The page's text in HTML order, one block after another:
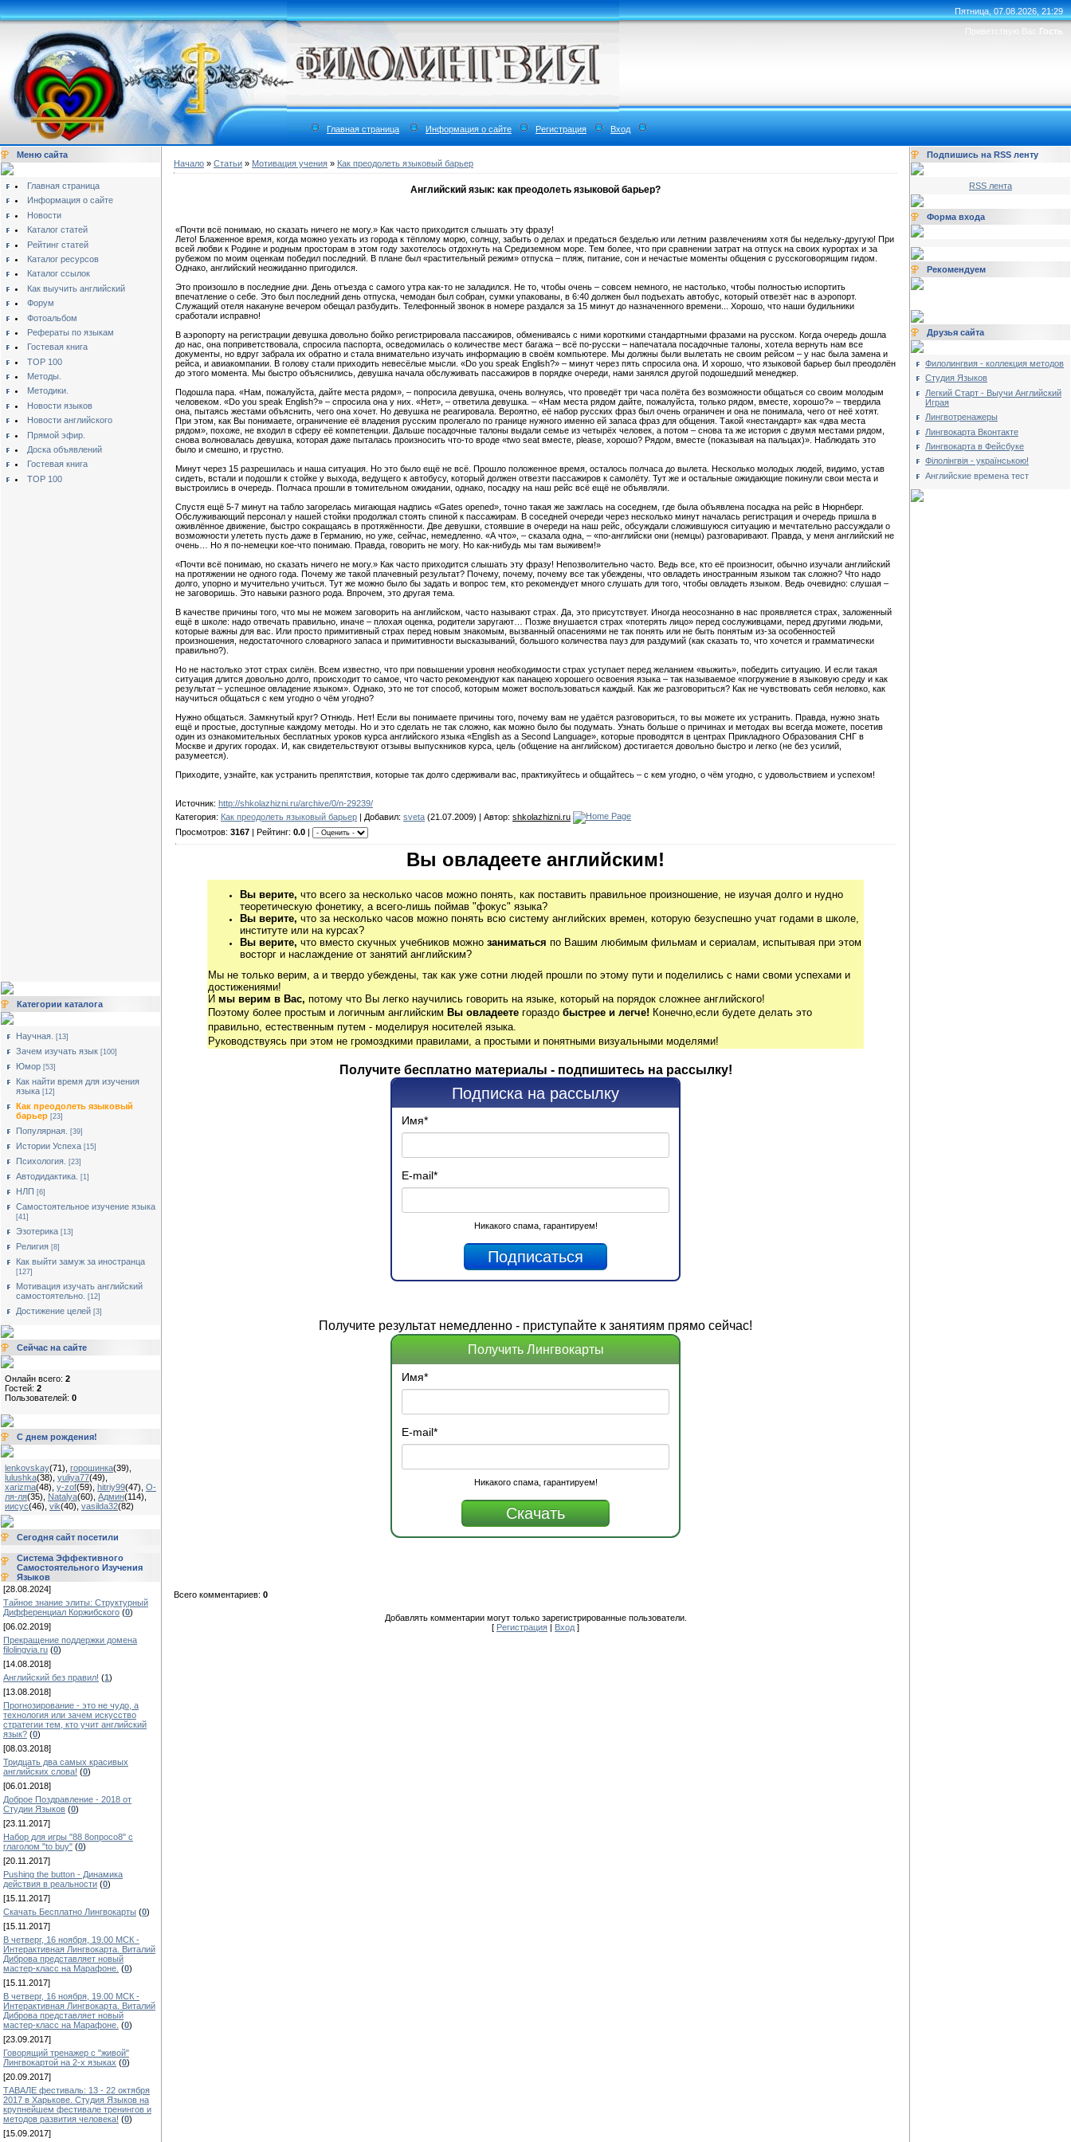
Пятница, 07.08.2026, 21:29
Приветствую Вас Гость
Главная страница Информация о сайте Регистрация Вход
Меню сайта
Главная страница
Информация о сайте
Новости
Каталог статей
Рейтинг статей
Каталог ресурсов
Каталог ссылок
Как выучить английский
Форум
Фотоальбом
Рефераты по языкам
Гостевая книга
TOP 100
Методы.
Методики.
Новости языков
Новости английского
Прямой эфир.
Доска объявлений
Гостевая книга
TOP 100
Категории каталога
Научная. [13]
Зачем изучать язык [100]
Юмор [53]
Как найти время для изучения
языка [12]
Как преодолеть языковый
барьер [23]
Популярная. [39]
Истории Успеха [15]
Психология. [23]
Автодидактика. [1]
НЛП [6]
Cамостоятельное изучение языка
[41]
Эзотерика [13]
Религия [8]
Как выйти замуж за иностранца
[127]
Мотивация изучать английский
самостоятельно.
[12]
Достижение целей [3]
Сейчас на сайте
Онлайн всего: 2
Гостей: 2
Пользователей: 0
С днем рождения!
lenkovskay(71) горошинка(39)
lulushka(38) yuliya77(49)
xarizma(48) y-zof(59) hitriy99(47) О-
ля-ля(35) Natalya(60) Админ(114)
иисус(46) vik(40) vasilda32(82)
Сегодня сайт посетили
Система Эффективного
Самостоятельного Изучения
Языков
[28.08.2024]
Тайное знание элиты: Структурный
Дифференциал Коржибского (0)
[06.02.2019]
Прекращение поддержки домена
filolingvia.ru (0)
[14.08.2018]
Английский без правил! (1)
[13.08.2018]
Прогнозирование - это не чудо, а
технология или зачем искусство
стратегии тем, кто учит английский
язык? (0)
[08.03.2018]
Тридцать два самых красивых
английских слова! (0)
[06.01.2018]
Доброе Поздравление - 2018 от
Студии Языков (0)
[23.11.2017]
Набор для игры "88 8опросо8" с
глаголом "to buy" (0)
[20.11.2017]
Pushing the button - Динамика
действия в реальности (0)
[15.11.2017]
Скачать Бесплатно Лингвокарты (0)
[15.11.2017]
В четверг, 16 ноября, 19.00 МСК -
Интерактивная Лингвокарта. Виталий
Диброва представляет новый
мастер-класс на Марафоне. (0)
[15.11.2017]
В четверг, 16 ноября, 19.00 МСК -
Интерактивная Лингвокарта. Виталий
Диброва представляет новый
мастер-класс на Марафоне. (0)
[23.09.2017]
Говорящий тренажер с "живой"
Лингвокартой на 2-х языках (0)
[20.09.2017]
ТАВАЛЕ фестиваль: 13 - 22 октября
2017 в Харькове. Студия Языков на
крупнейшем фестивале тренингов и
методов развития человека! (0)
[15.09.2017]
Начало » Статьи » Мотивация учения » Как преодолеть языковый барьер
Английский язык: как преодолеть языковой барьер?
«Почти всё понимаю, но сказать ничего не могу.» Как часто приходится слышать эту фразу!
Лето! Блаженное время, когда можно уехать из города к тёплому морю, солнцу, забыть о делах и предаться безделью или летним развлечениям хотя бы недельку-другую! При
всей любви к Родине и родным просторам в этом году захотелось отдохнуть на Средиземном море. Тем более, что при сравнении затрат на отпуск на своих курортах и за
рубежом по моим оценкам победил последний. В плане был «растительный режим» отпуска – пляж, питание, сон и нечастые моменты общения с русскоговорящим гидом.
Однако, английский неожиданно пригодился.
Это произошло в последние дни. День отъезда с самого утра как-то не заладился. Не то, чтобы очень – совсем немного, не настолько, чтобы полностью испортить
впечатление о себе. Это был последний день отпуска, чемодан был собран, сумки упакованы, в 6:40 должен был подъехать автобус, который отвезёт нас в аэропорт.
Служащий отеля накануне вечером обещал разбудить. Телефонный звонок в номере раздался за 15 минут до назначенного времени... Хорошо, что наши будильники
сработали исправно!
В аэропорту на регистрации девушка довольно бойко регистрировала пассажиров, обмениваясь с ними короткими стандартными фразами на русском. Когда очередь дошла
до нас, она поприветствовала, спросила паспорта, осведомилась о количестве мест багажа – всё по-русски – напечатала посадочные талоны, хотела вернуть нам все
документы, но вдруг забрала их обратно и стала внимательно изучать информацию в своём компьютере. Мы должны были вылетать не своим рейсом – у нас была замена и
рейса, и авиакомпании. В голову стали приходить невесёлые мысли. «Do you speak English?» – минут через пять спросила она. И хорошо, что языковой барьер был преодолён
до этого момента. Мы быстро объяснились, девушка начала обслуживать пассажиров в порядке очереди, нами занялся другой подошедший менеджер.
Подошла пара. «Нам, пожалуйста, дайте места рядом», – попросила девушка, очень волнуясь, что проведёт три часа полёта без возможности общаться со своим молодым
человеком. «Do you speak English?» – спросила она у них. «Нет», – ответила девушка. – «Нам места рядом дайте, пожалуйста, только рядом, вместе, хорошо?» – твердила
она, пытаясь жестами объяснить, чего она хочет. Но девушка не реагировала. Вероятно, её набор русских фраз был очень ограничен и она не понимала, чего от неё хотят.
При этом, как Вы понимаете, ограничение её владения русским пролегало по границе нужного именно ей запаса фраз для общения. Такой «нестандарт» как «два места
рядом», похоже, не входил в сферу её компетенции. Дальше посадочные талоны выдали семье из четырёх человек, а потом – снова та же история с двумя местами рядом,
снова волновалась девушка, которая даже пыталась произносить что-то вроде «two seat вместе, please, хорошо? Рядом, вместе (показывая на пальцах)». Наблюдать это
было и смешно, и грустно.
Минут через 15 разрешилась и наша ситуация. Но это было ещё не всё. Прошло положенное время, осталось полчаса до вылета. Несколько молодых людей, видимо, устав
сидеть, встали и подошли к стойке у выхода, ведущего к автобусу, который должен отвезти пассажиров к самолёту. Тут же и остальные ожидающие покинули свои места и
выстроились в очередь. Полчаса прошли в томительном ожидании, однако, посадку на наш рейс всё ещё не объявляли.
Спустя ещё 5-7 минут на табло загорелась мигающая надпись «Gates opened», точно такая же зажглась на соседнем, где была объявлена посадка на рейс в Нюрнберг.
Обслуживающий персонал у нашей стойки продолжал стоять спиной к пассажирам. В соседней очереди через несколько минут началась регистрация и очередь пришла в
оживлённое движение, быстро сокращаясь в протяжённости. Две девушки, стоявшие в очереди на наш рейс, обсуждали сложившуюся ситуацию и мечтательно рассуждали о
возможности улететь пусть даже в Германию, но уже, сейчас, немедленно. «А что», – сказала одна, – «по-английски они (немцы) разговаривают. Правда, у меня английский не
очень… Но я по-немецки кое-что понимаю. Правда, говорить не могу. Но как-нибудь мы там выживем!»
«Почти всё понимаю, но сказать ничего не могу.» Как часто приходится слышать эту фразу! Непозволительно часто. Ведь все, кто её произносит, обычно изучали английский
на протяжении не одного года. Почему же такой плачевный результат? Почему, почему, почему все так убеждены, что овладеть иностранным языком так сложно? Что надо
долго, упорно и мучительно учиться. Тут же можно было бы задать и вопрос тем, кто рекомендует много слушать для того, чтобы овладеть языком. Ведь очевидно: слушая –
не заговоришь. Это навыки разного рода. Впрочем, это другая тема.
В качестве причины того, что мы не можем заговорить на английском, часто называют страх. Да, это присутствует. Иногда неосознанно в нас проявляется страх, заложенный
ещё в школе: надо отвечать правильно, иначе – плохая оценка, родители заругают… Позже внушается страх «потерять лицо» перед сослуживцами, перед другими людьми,
которые важны для вас. Или просто примитивный страх перед новым знакомым, вызванный опасениями не так понять или не быть понятым из-за особенностей
произношения, недостаточного словарного запаса и примитивности высказываний, большого количества пауз для раздумий (как сказать то, что хочется и грамматически
правильно?).
Но не настолько этот страх силён. Всем известно, что при повышении уровня необходимости страх уступает перед желанием «выжить», победить ситуацию. И если такая
ситуация длится довольно долго, происходит то самое, что часто рекомендуют как панацею хорошего освоения языка – так называемое «погружение в языковую среду и как
результат – успешное овладение языком». Однако, это не тот способ, которым может воспользоваться каждый. Как же разговориться? Как не чувствовать себя неловко, как
научиться общаться с кем угодно о чём угодно?
Нужно общаться. Замкнутый круг? Отнюдь. Нет! Если вы понимаете причины того, почему вам не удаётся разговориться, то вы можете их устранить. Правда, нужно знать
ещё и простые, доступные каждому методы. Но и это сделать не так сложно, как можно было бы подумать. Узнать больше о причинах и методах вы всегда можете, посетив
один из ознакомительных бесплатных уроков курса английского языка «English as a Second Language», которые проводятся в центрах Прикладного Образования СНГ в
Москве и других городах. И, как свидетельствуют отзывы выпускников курса, цель (общение на английском) достигается довольно быстро и легко (не без усилий,
разумеется).
Приходите, узнайте, как устранить препятствия, которые так долго сдерживали вас, практикуйтесь и общайтесь – с кем угодно, о чём угодно, с удовольствием и успехом!
Источник: http://shkolazhizni.ru/archive/0/n-29239/
Категория: Как преодолеть языковый барьер | Добавил: sveta (21.07.2009) | Автор: shkolazhizni.ru
Просмотров: 3167 | Рейтинг: 0.0
Вы овладеете английским!
Вы верите, что всего за несколько часов можно понять, как поставить правильное произношение, не изучая долго и нудно
теоретическую фонетику, а всего-лишь поймав "фокус" языка?
Вы верите, что за несколько часов можно понять всю систему английских времен, которую безуспешно учат годами в школе,
институте или на курсах?
Вы верите, что вместо скучных учебников можно заниматься по Вашим любимым фильмам и сериалам, испытывая при этом
восторг и наслаждение от занятий английским?
Мы не только верим, а и твердо убеждены, так как уже сотни людей прошли по этому пути и поделились с нами своми успехами и
достижениями!
И мы верим в Вас, потому что Вы легко научились говорить на языке, который на порядок сложнее английского!
Поэтому более простым и логичным английским Вы овладеете гораздо быстрее и легче! Конечно,если будете делать это
правильно, естественным путем - моделируя носителей языка.
Руководствуясь при этом не громоздкими правилами, а простыми и понятными визуальными моделями!
Получите бесплатно материалы - подпишитесь на рассылку!
Подписка на рассылку
Имя*
E-mail*
Никакого спама, гарантируем!
Получите результат немедленно - приступайте к занятиям прямо сейчас!
Получить Лингвокарты
Имя*
E-mail*
Никакого спама, гарантируем!
Всего комментариев: 0
Добавлять комментарии могут только зарегистрированные пользователи.
[ Регистрация Вход ]
Подпишись на RSS ленту
RSS лента
Форма входа
Рекомендуем
Друзья сайта
Филолингвия - коллекция методов
Студия Языков
Легкий Старт - Выучи Английский
Играя
Лингвотренажеры
Лингвокарта Вконтакте
Лингвокарта в Фейсбуке
Філолінгвія - українською!
Английские времена тест